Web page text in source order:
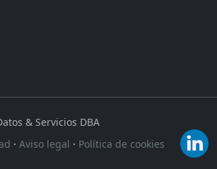
& Servicios DBA
· Aviso legal · Política de cookies